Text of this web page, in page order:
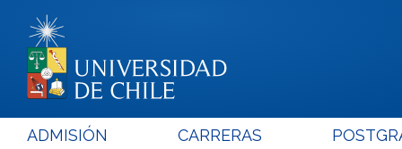
ADMISIÓN CARRERAS